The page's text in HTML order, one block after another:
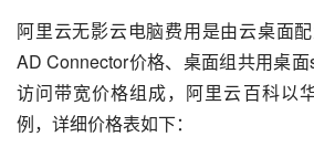
阿里云无影云电脑费用是由云桌面配
AD Connector价格、桌面组共用桌
访问带宽价格组成，阿里云百科以
例，详细价格表如下：